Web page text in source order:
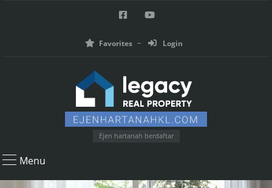
Favorites Login
Ejen hartanah berdaftar
Menu